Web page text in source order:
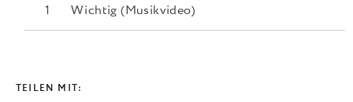
Wichtig (Musikvideo)
TEILEN MIT: